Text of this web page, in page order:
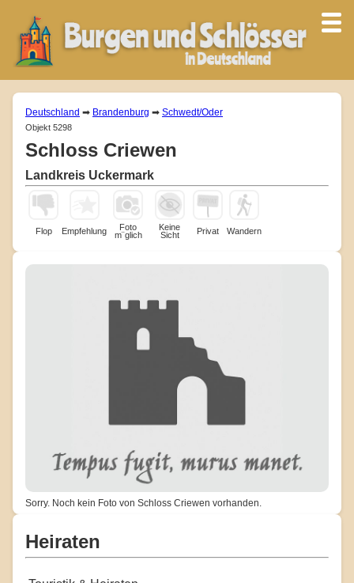
Deutschland ➡ Brandenburg ➡ Schwedt/Oder
Objekt 5298
Schloss Criewen
Landkreis Uckermark
Flop Empfehlung
Foto
m¨glich
Keine
Sicht
Privat Wandern
Sorry. Noch kein Foto von Schloss Criewen vorhanden.
Heiraten